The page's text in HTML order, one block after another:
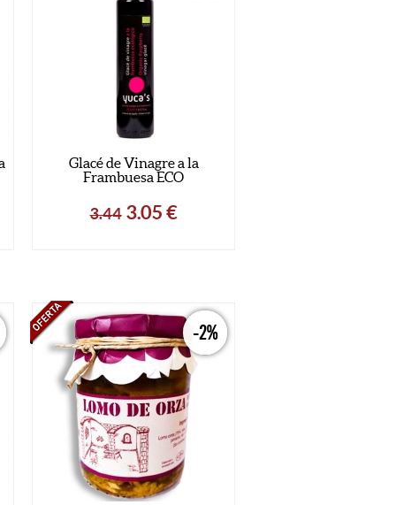
Glacé de Vinagre a la
Frambuesa ECO
3.44 3.05€
-2%